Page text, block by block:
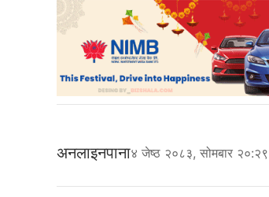
अनलाइनपाना४ जेष्ठ २०८३, सोमबार २०:२९